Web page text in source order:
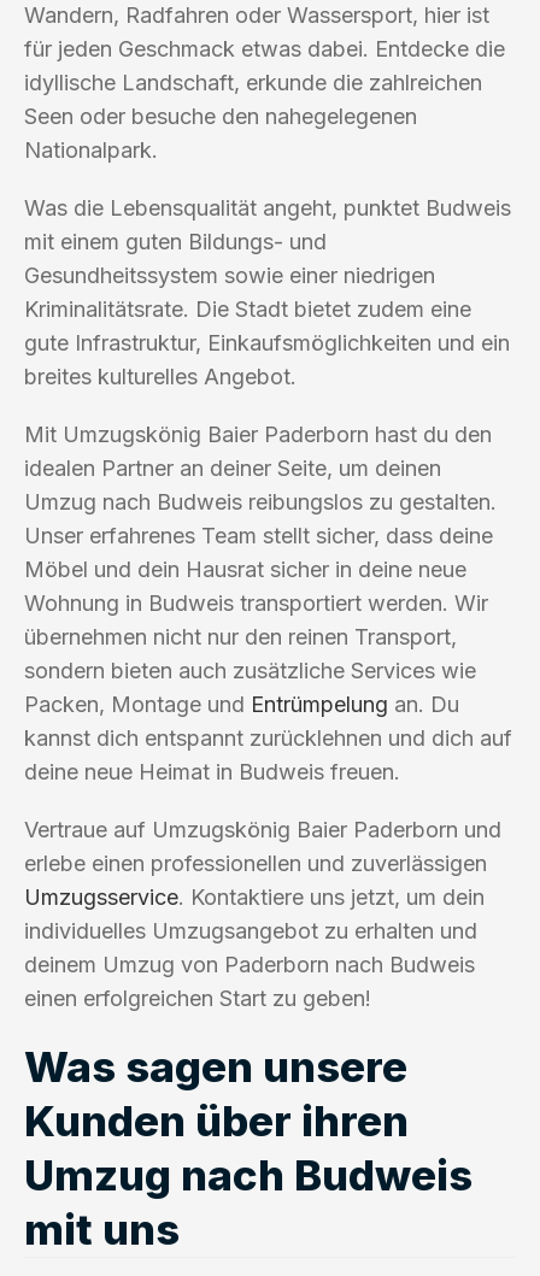
Wandern, Radfahren oder Wassersport, hier ist
für jeden Geschmack etwas dabei. Entdecke die
idyllische Landschaft, erkunde die zahlreichen
Seen oder besuche den nahegelegenen
Nationalpark.
Was die Lebensqualität angeht, punktet Budweis
mit einem guten Bildungs- und
Gesundheitssystem sowie einer niedrigen
Kriminalitätsrate. Die Stadt bietet zudem eine
gute Infrastruktur, Einkaufsmöglichkeiten und ein
breites kulturelles Angebot.
Mit Umzugskönig Baier Paderborn hast du den
idealen Partner an deiner Seite, um deinen
Umzug nach Budweis reibungslos zu gestalten.
Unser erfahrenes Team stellt sicher, dass deine
Möbel und dein Hausrat sicher in deine neue
Wohnung in Budweis transportiert werden. Wir
übernehmen nicht nur den reinen Transport,
sondern bieten auch zusätzliche Services wie
Packen, Montage und Entrümpelung an. Du
kannst dich entspannt zurücklehnen und dich auf
deine neue Heimat in Budweis freuen.
Vertraue auf Umzugskönig Baier Paderborn und
erlebe einen professionellen und zuverlässigen
Umzugsservice. Kontaktiere uns jetzt, um dein
individuelles Umzugsangebot zu erhalten und
deinem Umzug von Paderborn nach Budweis
einen erfolgreichen Start zu geben!
Was sagen unsere
Kunden über ihren
Umzug nach Budweis
mit uns